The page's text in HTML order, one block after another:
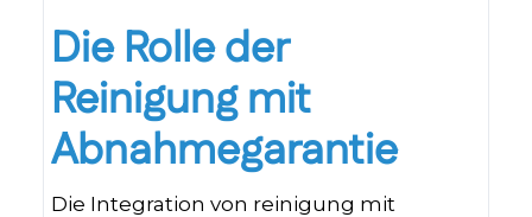
Die Rolle der
Reinigung mit
Abnahmegarantie
Die Integration von reinigung mit